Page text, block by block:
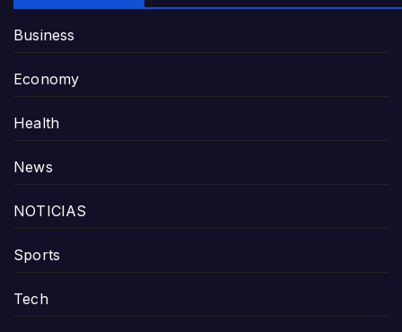
Business
Economy
Health
News
NOTICIAS
Sports
Tech